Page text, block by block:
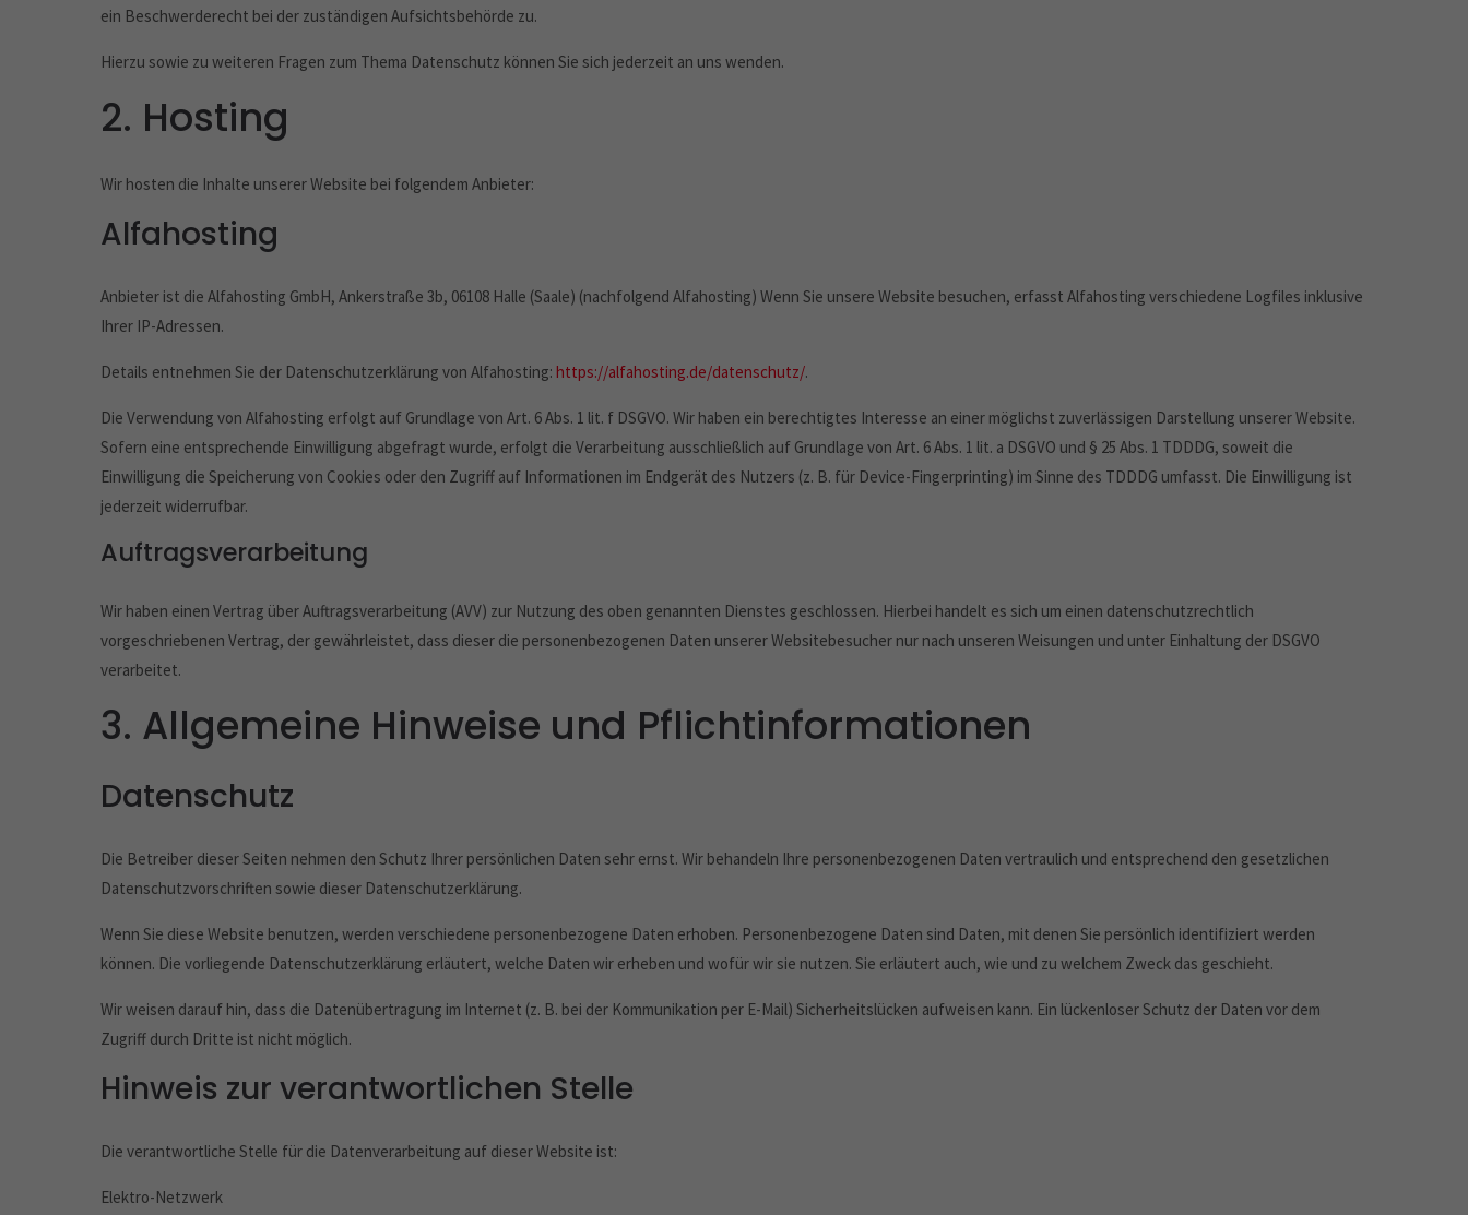
ein Beschwerderecht bei der zuständigen Aufsichtsbehörde zu.
Hierzu sowie zu weiteren Fragen zum Thema Datenschutz können Sie sich jederzeit an uns wenden.
2. Hosting
Wir hosten die Inhalte unserer Website bei folgendem Anbieter:
Alfahosting
Anbieter ist die Alfahosting GmbH, Ankerstraße 3b, 06108 Halle (Saale) (nachfolgend Alfahosting) Wenn Sie unsere Website besuchen, erfasst Alfahosting verschiedene Logfiles inklusive
Ihrer IP-Adressen.
Details entnehmen Sie der Datenschutzerklärung von Alfahosting: https://alfahosting.de/datenschutz/.
Die Verwendung von Alfahosting erfolgt auf Grundlage von Art. 6 Abs. 1 lit. f DSGVO. Wir haben ein berechtigtes Interesse an einer möglichst zuverlässigen Darstellung unserer Website.
Sofern eine entsprechende Einwilligung abgefragt wurde, erfolgt die Verarbeitung ausschließlich auf Grundlage von Art. 6 Abs. 1 lit. a DSGVO und § 25 Abs. 1 TDDDG, soweit die
Einwilligung die Speicherung von Cookies oder den Zugriff auf Informationen im Endgerät des Nutzers (z. B. für Device-Fingerprinting) im Sinne des TDDDG umfasst. Die Einwilligung ist
jederzeit widerrufbar.
Auftragsverarbeitung
Wir haben einen Vertrag über Auftragsverarbeitung (AVV) zur Nutzung des oben genannten Dienstes geschlossen. Hierbei handelt es sich um einen datenschutzrechtlich
vorgeschriebenen Vertrag, der gewährleistet, dass dieser die personenbezogenen Daten unserer Websitebesucher nur nach unseren Weisungen und unter Einhaltung der DSGVO
verarbeitet.
3. Allgemeine Hinweise und Pflicht­informationen
Datenschutz
Die Betreiber dieser Seiten nehmen den Schutz Ihrer persönlichen Daten sehr ernst. Wir behandeln Ihre personenbezogenen Daten vertraulich und entsprechend den gesetzlichen
Datenschutzvorschriften sowie dieser Datenschutzerklärung.
Wenn Sie diese Website benutzen, werden verschiedene personenbezogene Daten erhoben. Personenbezogene Daten sind Daten, mit denen Sie persönlich identifiziert werden
können. Die vorliegende Datenschutzerklärung erläutert, welche Daten wir erheben und wofür wir sie nutzen. Sie erläutert auch, wie und zu welchem Zweck das geschieht.
Wir weisen darauf hin, dass die Datenübertragung im Internet (z. B. bei der Kommunikation per E-Mail) Sicherheitslücken aufweisen kann. Ein lückenloser Schutz der Daten vor dem
Zugriff durch Dritte ist nicht möglich.
Hinweis zur verantwortlichen Stelle
Die verantwortliche Stelle für die Datenverarbeitung auf dieser Website ist:
Elektro-Netzwerk